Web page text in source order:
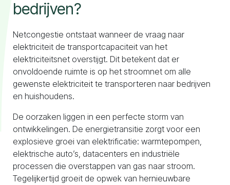
bedrijven?
Netcongestie ontstaat wanneer de vraag naar
elektriciteit de transportcapaciteit van het
elektriciteitsnet overstijgt. Dit betekent dat er
onvoldoende ruimte is op het stroomnet om alle
gewenste elektriciteit te transporteren naar bedrijven
en huishoudens.
De oorzaken liggen in een perfecte storm van
ontwikkelingen. De energietransitie zorgt voor een
explosieve groei van elektrificatie: warmtepompen,
elektrische auto’s, datacenters en industriële
processen die overstappen van gas naar stroom.
Tegelijkertijd groeit de opwek van hernieuwbare